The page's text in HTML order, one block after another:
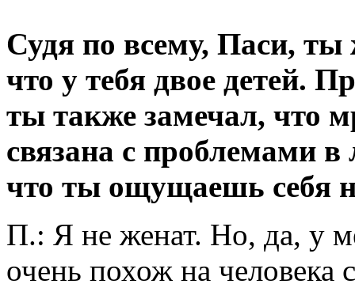
Судя по всему, Паси,
что у тебя двое детей.
ты также замечал, что
связана с проблемами
что ты ощущаешь себя
П.: Я не женат. Но, да, у
очень похож на